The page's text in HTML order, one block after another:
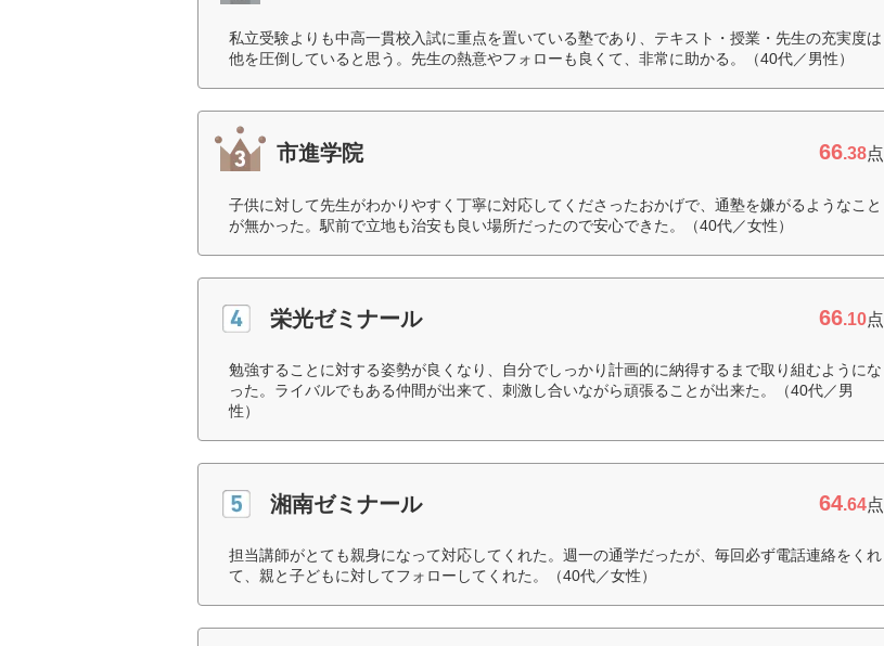
私立受験よりも中高一貫校入試に重点を置いている塾であり、テキスト・授業・先生の充実度は
他を圧倒していると思う。先生の熱意やフォローも良くて、非常に助かる。（40代／男性）
市進学院 66.38点
子供に対して先生がわかりやすく丁寧に対応してくださったおかげで、通塾を嫌がるようなこと
が無かった。駅前で立地も治安も良い場所だったので安心できた。（40代／女性）
栄光ゼミナール 66.10点
勉強することに対する姿勢が良くなり、自分でしっかり計画的に納得するまで取り組むようにな
った。ライバルでもある仲間が出来て、刺激し合いながら頑張ることが出来た。（40代／男
性）
湘南ゼミナール 64.64点
担当講師がとても親身になって対応してくれた。週一の通学だったが、毎回必ず電話連絡をくれ
て、親と子どもに対してフォローしてくれた。（40代／女性）